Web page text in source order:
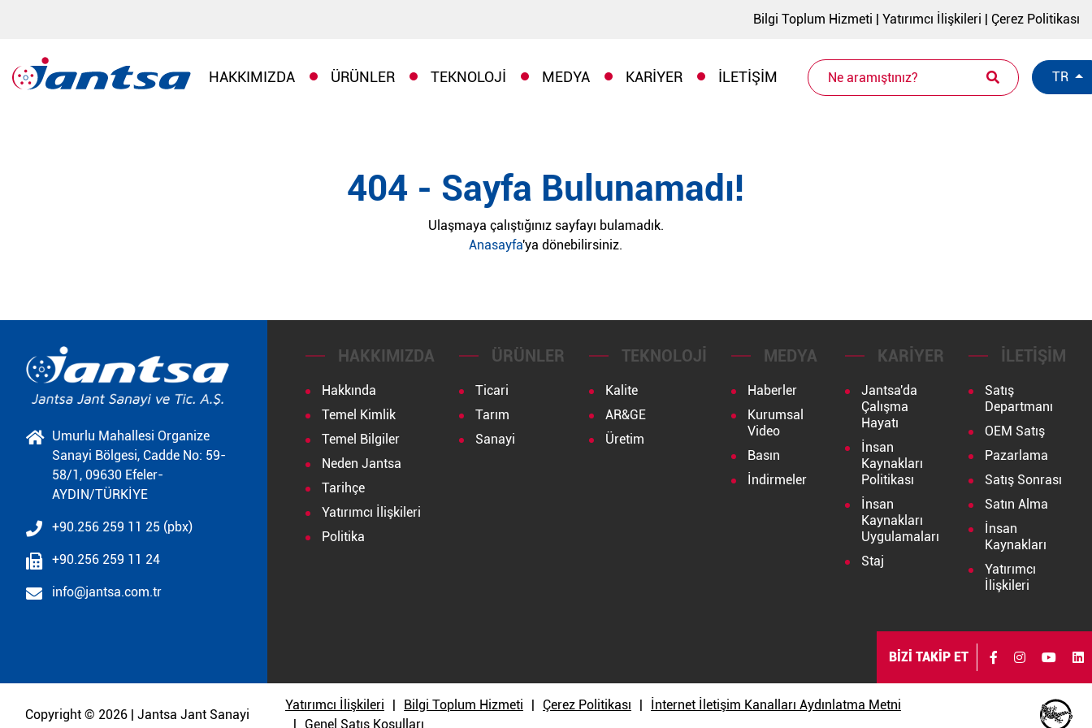
Bilgi Toplum Hizmeti | Yatırımcı İlişkileri | Çerez Politikası
HAKKIMIZDA ÜRÜNLER TEKNOLOJI MEDYA KARIYER İLETIŞIM TR
404 - Sayfa Bulunamadı!
Ulaşmaya çalıştığınız sayfayı bulamadık.
Anasayfa'ya dönebilirsiniz.
Umurlu Mahallesi Organize
Sanayi Bölgesi, Cadde No: 59-
58/1, 09630 Efeler-
AYDIN/TÜRKİYE
+90.256 259 11 25 (pbx)
+90.256 259 11 24
info@jantsa.com.tr
HAKKIMIZDA
Hakkında
Temel Kimlik
Temel Bilgiler
Neden Jantsa
Tarihçe
Yatırımcı İlişkileri
Politika
ÜRÜNLER
Ticari
Tarım
Sanayi
TEKNOLOJI
Kalite
AR&GE
Üretim
MEDYA
Haberler
Kurumsal
Video
Basın
İndirmeler
KARIYER
Jantsa'da
Çalışma
Hayatı
İnsan
Kaynakları
Politikası
İnsan
Kaynakları
Uygulamaları
Staj
İLETIŞIM
Satış
Departmanı
OEM Satış
Pazarlama
Satış Sonrası
Satın Alma
İnsan
Kaynakları
Yatırımcı
İlişkileri
BİZİ TAKİP ET
Copyright © 2026 | Jantsa Jant Sanayi
Yatırımcı İlişkileri Bilgi Toplum Hizmeti Çerez Politikası
İnternet İletişim Kanalları Aydınlatma Metni
Genel Satış Koşulları